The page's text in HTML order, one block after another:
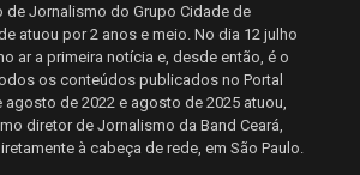
de Jornalismo do Grupo Cidade de
atuou por 2 anos e meio. No dia 12 julho
ar a primeira notícia e, desde então, é o
os conteúdos publicados no Portal
agosto de 2022 e agosto de 2025 atuou,
diretor de Jornalismo da Band Ceará,
à cabeça de rede, em São Paulo.